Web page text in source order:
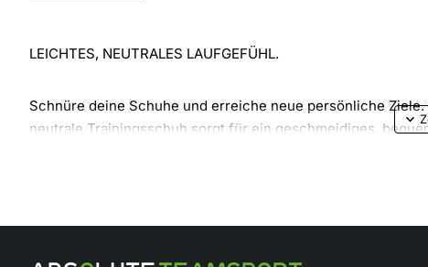
LEICHTES, NEUTRALES LAUFGEFÜHL.
Schnüre deine Schuhe und erreiche neue persönliche
neutrale Trainingsschuh sorgt für ein geschmeidiges,